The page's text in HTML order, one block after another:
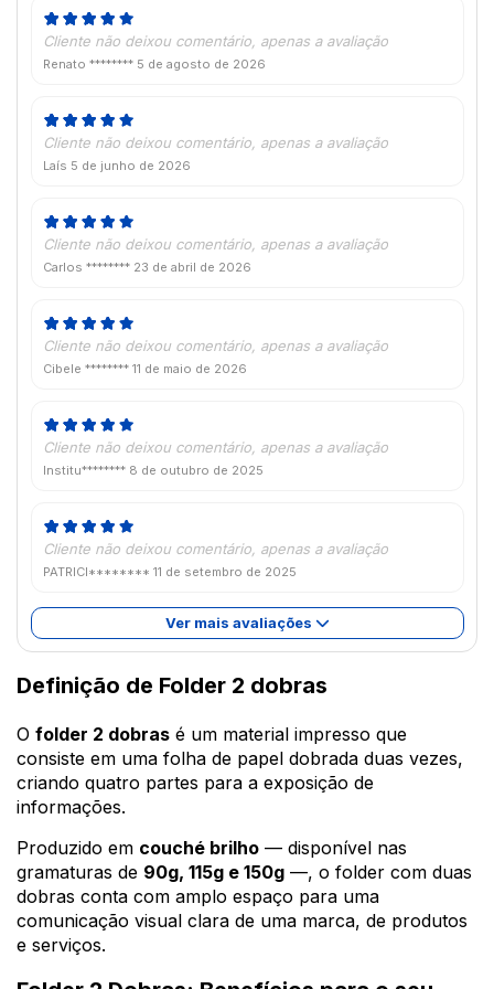
Cliente não deixou comentário, apenas a avaliação
Renato ******** 5 de agosto de 2026
Cliente não deixou comentário, apenas a avaliação
Laís 5 de junho de 2026
Cliente não deixou comentário, apenas a avaliação
Carlos ******** 23 de abril de 2026
Cliente não deixou comentário, apenas a avaliação
Cibele ******** 11 de maio de 2026
Cliente não deixou comentário, apenas a avaliação
Institu******** 8 de outubro de 2025
Cliente não deixou comentário, apenas a avaliação
PATRICI******** 11 de setembro de 2025
Ver mais avaliações
Definição de Folder 2 dobras
O folder 2 dobras é um material impresso que
consiste em uma folha de papel dobrada duas vezes,
criando quatro partes para a exposição de
informações.
Produzido em couché brilho — disponível nas
gramaturas de 90g, 115g e 150g —, o folder com duas
dobras conta com amplo espaço para uma
comunicação visual clara de uma marca, de produtos
e serviços.